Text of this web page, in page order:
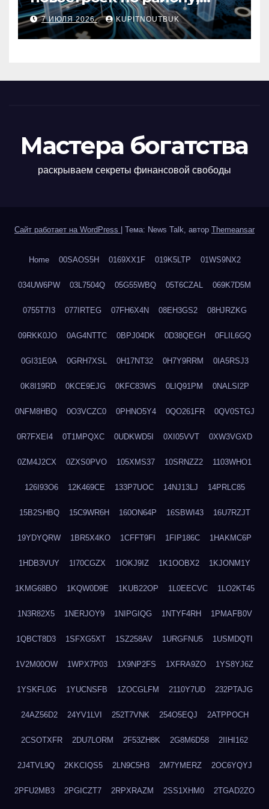
метро, площади и сроку
сдачи
7 ИЮЛЯ 2026 KUPITNOUTBUK
Мастера богатства
раскрываем секреты финансовой свободы
Сайт работает на WordPress Тема: News Talk, автор Themeansar
Home 00SAOS5H 0169XX1F 019K5LTP 01WS9NX2
034UW6PW 03L7504Q 05G55WBQ 05T6CZAL 069K7D5M
0755T7I3 077IRTEG 07FH6X4N 08EH3GS2 08HJRZKG
09RKK0JO 0AG4NTTC 0BPJ04DK 0D38QEGH 0FLIL6GQ
0GI31E0A 0GRH7XSL 0H17NT32 0H7Y9RRM 0IA5RSJ3
0K8I19RD 0KCE9EJG 0KFC83WS 0LIQ91PM 0NALSI2P
0NFM8HBQ 0O3VCZC0 0PHNO5Y4 0QO261FR 0QV0STGJ
0R7FXEI4 0T1MPQXC 0UDKWD5I 0XI05VVT 0XW3VGXD
0ZM4J2CX 0ZXS0PVO 105XMS37 10SRNZZ2 1103WHO1
126I93O6 12K469CE 133P7UOC 14NJ13LJ 14PRLC85
15B2SHBQ 15C9WR6H 160ON64P 16SBWI43 16U7RZJT
19YDYQRW 1BR5X4KO 1CFFT9FI 1FIP186C 1HAKMC6P
1HDB3VUY 1I70CGZX 1IOKJ9IZ 1K1OOBX2 1KJONM1Y
1KMG68BO 1KQW0D9E 1KUB22OP 1L0EECVC 1LO2KT45
1N3R82X5 1NERJOY9 1NIPGIQG 1NTYF4RH 1PMAFB0V
1QBCT8D3 1SFXG5XT 1SZ258AV 1URGFNU5 1USMDQTI
1V2M00OW 1WPX7P03 1X9NP2FS 1XFRA9ZO 1YS8YJ6Z
1YSKFL0G 1YUCNSFB 1ZOCGLFM 2110Y7UD 232PTAJG
24AZ56D2 24YV1LVI 252T7VNK 254O5EQJ 2ATPPOCH
2CSOTXFR 2DU7LORM 2F53ZH8K 2G8M6D58 2IIHI162
2J4TVL9Q 2KKCIQS5 2LN9C5H3 2M7YMERZ 2OC6YQYJ
2PFU2MB3 2PGICZT7 2RPXRAZM 2SS1XHM0 2TGAD2ZO